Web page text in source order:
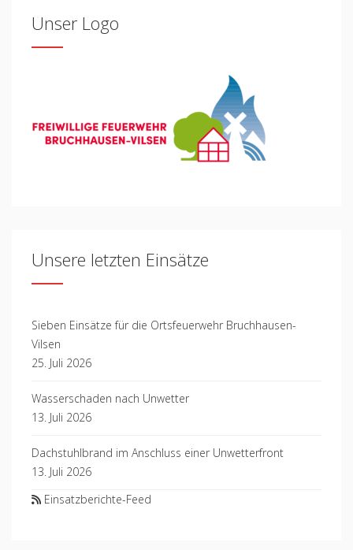
Unser Logo
Unsere letzten Einsätze
Sieben Einsätze für die Ortsfeuerwehr Bruchhausen-
Vilsen
25. Juli 2026
Wasserschaden nach Unwetter
13. Juli 2026
Dachstuhlbrand im Anschluss einer Unwetterfront
13. Juli 2026
Einsatzberichte-Feed